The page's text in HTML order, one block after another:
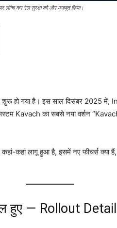
कर रेल सुरक्षा को और मजबूत किया।
शुरू हो गया है। इस साल दिसंबर 2025
Kavach का सबसे नया वर्शन
कहां लागू हुआ है, इसमें नए फीचर्स क्या हैं,
हुए — Rollout